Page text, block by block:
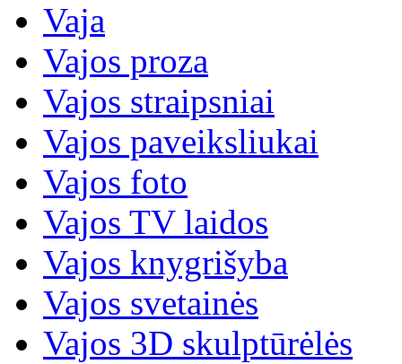
Vaja
Vajos proza
Vajos straipsniai
Vajos paveiksliukai
Vajos foto
Vajos TV laidos
Vajos knygrišyba
Vajos svetainės
Vajos 3D skulptūrėlės